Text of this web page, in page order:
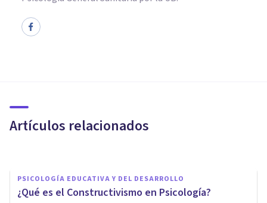
Artículos relacionados
educarnos
PSICOLOGÍA EDUCATIVA Y DEL DESARROLLO
¿Qué es el Constructivismo en Psicología?